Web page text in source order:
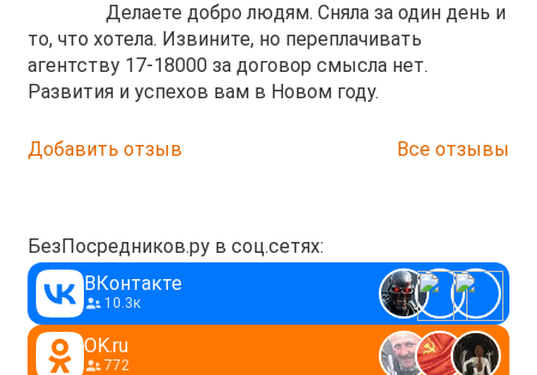
Делаете добро людям. Сняла за один день и
то, что хотела. Извините, но переплачивать
агентству 17-18000 за договор смысла нет.
Развития и успехов вам в Новом году.
Добавить отзыв Все отзывы
БезПосредников.ру в соц.сетях:
ВКонтакте
10.3к
OK.ru
772